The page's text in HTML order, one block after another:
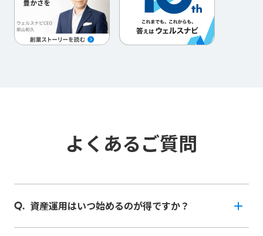
よくあるご質問
資産運用はいつ始めるのが得ですか？